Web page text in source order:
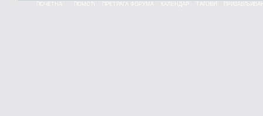
КАЛЕНДАР